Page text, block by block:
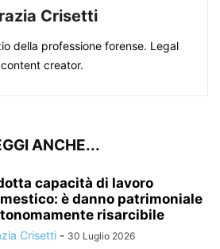
Crisetti
della professione forense. Legal
content creator.
ANCHE...
capacità di lavoro
è danno patrimoniale
risarcibile
Crisetti - 30 Luglio 2026